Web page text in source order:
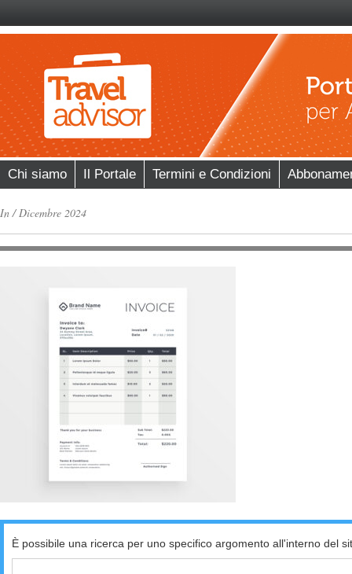
Chi siamo Il Portale Termini e Condizioni
In/Dicembre 2024
È possibile una ricerca per uno specifico argomento all'interno del